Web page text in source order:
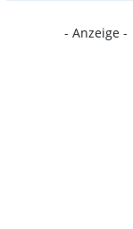
- Anzeige -